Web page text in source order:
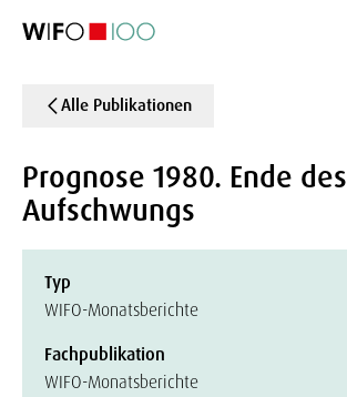
Alle Publikationen
Prognose 1980. Ende des
Aufschwungs
Typ
WIFO-Monatsberichte
Fachpublikation
WIFO-Monatsberichte